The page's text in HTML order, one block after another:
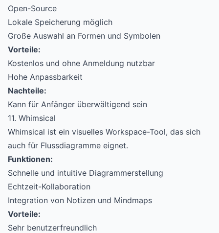
Open-Source
Lokale Speicherung möglich
Große Auswahl an Formen und Symbolen
Vorteile:
Kostenlos und ohne Anmeldung nutzbar
Hohe Anpassbarkeit
Nachteile:
Kann für Anfänger überwältigend sein
11. Whimsical
Whimsical ist ein visuelles Workspace-Tool, das sich
auch für Flussdiagramme eignet.
Funktionen:
Schnelle und intuitive Diagrammerstellung
Echtzeit-Kollaboration
Integration von Notizen und Mindmaps
Vorteile:
Sehr benutzerfreundlich